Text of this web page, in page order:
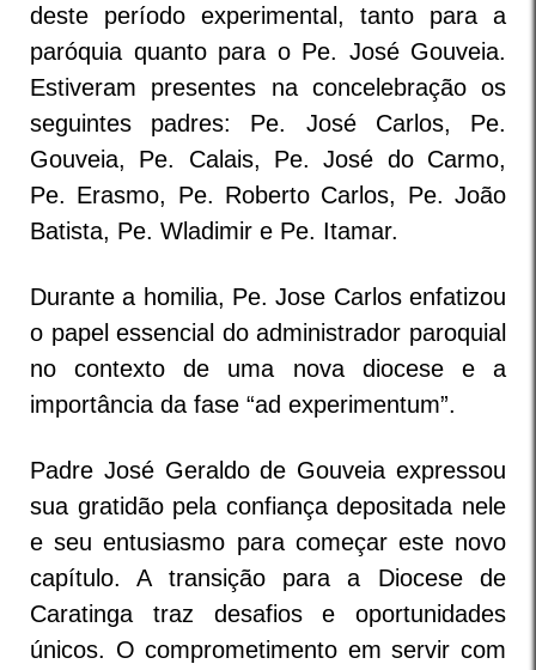
deste período experimental, tanto para a
paróquia quanto para o Pe. José Gouveia.
Estiveram presentes na concelebração os
seguintes padres: Pe. José Carlos, Pe.
Gouveia, Pe. Calais, Pe. José do Carmo,
Pe. Erasmo, Pe. Roberto Carlos, Pe. João
Batista, Pe. Wladimir e Pe. Itamar.
Durante a homilia, Pe. Jose Carlos enfatizou
o papel essencial do administrador paroquial
no contexto de uma nova diocese e a
importância da fase “ad experimentum”.
Padre José Geraldo de Gouveia expressou
sua gratidão pela confiança depositada nele
e seu entusiasmo para começar este novo
capítulo. A transição para a Diocese de
Caratinga traz desafios e oportunidades
únicos. O comprometimento em servir com